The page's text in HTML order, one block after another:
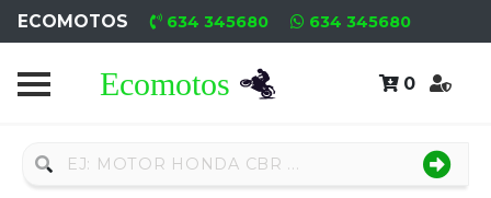
ECOMOTOS 634 345680 634 345680
0
Home
Nuevo